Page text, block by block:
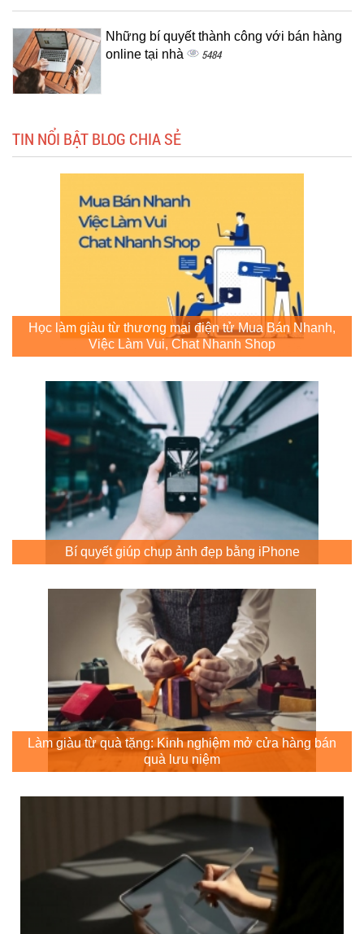
Những bí quyết thành công với bán hàng
online tại nhà
5484
TIN NỔI BẬT BLOG CHIA SẺ
Học làm giàu từ thương mại điện tử Mua Bán Nhanh,
Việc Làm Vui, Chat Nhanh Shop
Bí quyết giúp chụp ảnh đẹp bằng iPhone
Làm giàu từ quà tặng: Kinh nghiệm mở cửa hàng bán
quà lưu niệm